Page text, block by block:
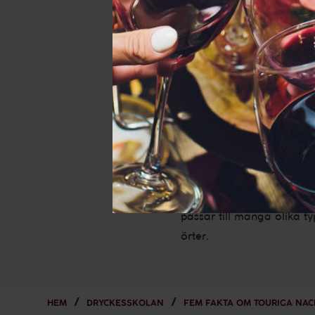
2. Druvan ger viner
hallon tillsammans med
3. TourigaNacional har
åldras bra.
4. Trots att ha rykte om
värme och har visat
5. Kärt barn har många
passar till många olika
örter.
HEM DRYCKESSKOLAN FEM FAKTA OM TOURIGA